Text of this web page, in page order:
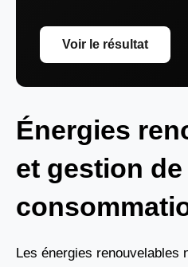
Voir le résultat
Énergies
et gestion de
Les énergies renouvelables